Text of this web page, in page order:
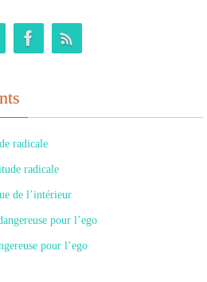
radicale
radicale
de l’intérieur
pour l’ego
pour l’ego